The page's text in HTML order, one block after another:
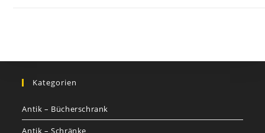
Kategorien
Antik – Bücherschrank
Antik – Schränke